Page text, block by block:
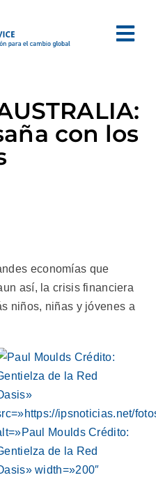
con los
economías que
así, la crisis financiera
niños, niñas y jóvenes a